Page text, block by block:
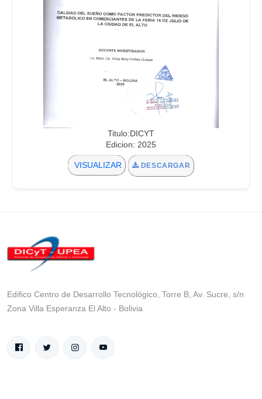
Titulo:DICYT
Edicion: 2025
VISUALIZAR DESCARGAR
Edifico Centro de Desarrollo Tecnológico, Torre B, Av. Sucre, s/n
Zona Villa Esperanza El Alto - Bolivia